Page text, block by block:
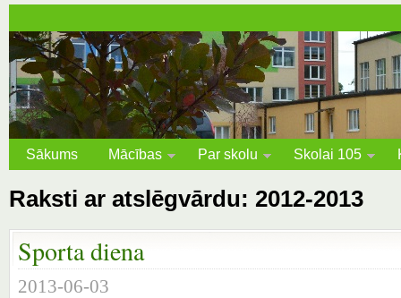
Sākums Mācības Par skolu Skolai 105
Raksti ar atslēgvārdu: 2012-2013
Sporta diena
2013-06-03